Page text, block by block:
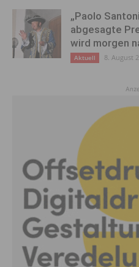
„Paolo
abgesagte
wird morgen
Aktuell 8. August